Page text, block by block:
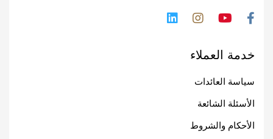
خدمة العملاء
سياسة العائدات
الأسئلة الشائعة
الأحكام والشروط